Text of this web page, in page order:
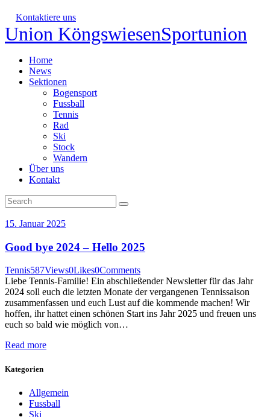
Kontaktiere uns
Union KöngswiesenSportunion
Home
News
Sektionen
Bogensport
Fussball
Tennis
Rad
Ski
Stock
Wandern
Über uns
Kontakt
15. Januar 2025
Good bye 2024 – Hello 2025
Tennis587Views0Likes0Comments
Liebe Tennis-Familie! Ein abschließender Newsletter für das Jahr
2024 soll euch die letzten Monate der vergangenen Tennissaison
zusammenfassen und euch Lust auf die kommende machen! Wir
hoffen, ihr hattet einen schönen Start ins Jahr 2025 und freuen uns
euch so bald wie möglich von…
Read more
Kategorien
Allgemein
Fussball
Ski